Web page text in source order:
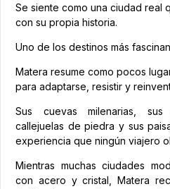
Se siente como una ciudad real
con su propia historia.
Uno de los destinos más
Matera resume como pocos
para adaptarse, resistir y
Sus cuevas milenarias,
callejuelas de piedra y sus
experiencia que ningún viajero
Mientras muchas ciudades
con acero y cristal, Matera